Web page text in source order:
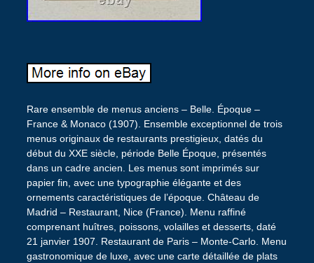
Rare ensemble de menus anciens – Belle. Époque –
France & Monaco (1907). Ensemble exceptionnel de trois
menus originaux de restaurants prestigieux, datés du
début du XXE siècle, période Belle Époque, présentés
dans un cadre ancien. Les menus sont imprimés sur
papier fin, avec une typographie élégante et des
ornements caractéristiques de l’époque. Château de
Madrid – Restaurant, Nice (France). Menu raffiné
comprenant huîtres, poissons, volailles et desserts, daté
21 janvier 1907. Restaurant de Paris – Monte-Carlo. Menu
gastronomique de luxe, avec une carte détaillée de plats